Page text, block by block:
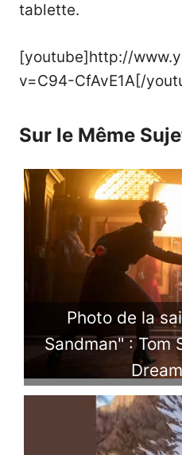
tablette.
[youtube]http://
v=C94-CfAvE1A[/
Sur le Même
Photo de la
Sandman" : Tom